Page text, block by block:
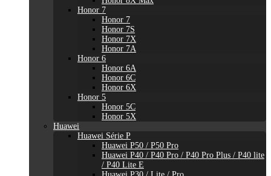
Honor 7
Honor 7
Honor 7S
Honor 7X
Honor 7A
Honor 6
Honor 6A
Honor 6C
Honor 6X
Honor 5
Honor 5C
Honor 5X
Huawei
Huawei Série P
Huawei P50 / P50 Pro
Huawei P40 / P40 Pro / P40 Pro Plus / P40 lite
/ P40 Lite E